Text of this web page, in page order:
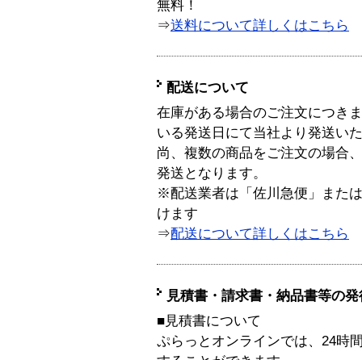
無料！
⇒送料について詳しくはこちら
配送について
在庫がある場合のご注文につき
いる発送日にて当社より発送い
尚、複数の商品をご注文の場合
発送となります。
※配送業者は「佐川急便」また
けます
⇒配送について詳しくはこちら
見積書・請求書・納品書等の
■見積書について
ぷらっとオンラインでは、24時